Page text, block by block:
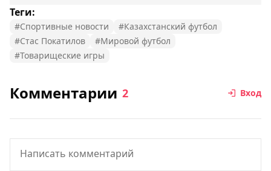
Теги:
#Спортивные новости
#Казахстанский футбол
#Стас Покатилов
#Мировой футбол
#Товарищеские игры
Комментарии 2 Вход